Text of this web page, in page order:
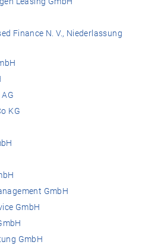
Finance N. V., Niederlassung
KG
GmbH
GmbH
GmbH